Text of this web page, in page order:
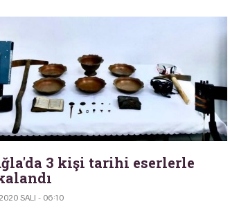
3 kişi tarihi eserlerle
SALI - 06:10